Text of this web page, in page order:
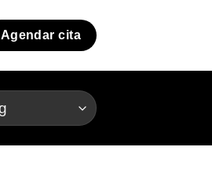
Agendar cita